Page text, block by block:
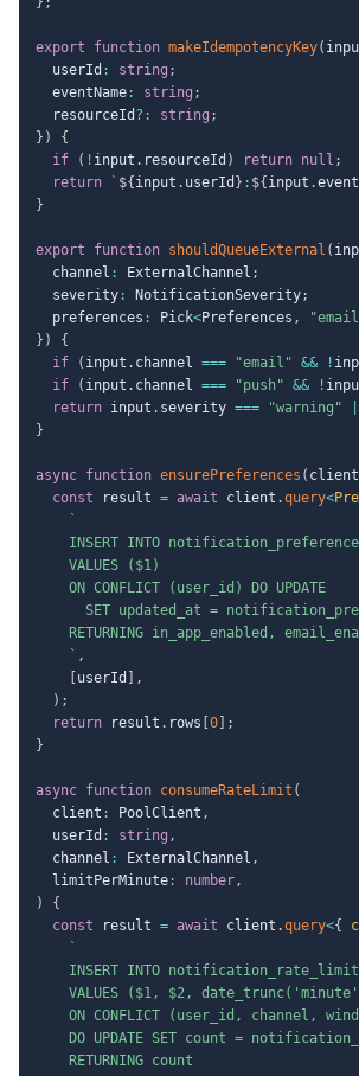
export function makeIdempotencyKey(
  userId
: string ;
  eventName
: string ;
  resourceId
? : string ;
} )
{
if
( ! input . resourceId ) return null ;
return
` ${ input . userId } : ${ input .
}
export function shouldQueueExternal (
  channel
: ExternalChannel ;
  severity
: NotificationSeverity;
  preferences
: Pick<Preferences ,
} )
{
if
( input . channel === "email" && !
if
( input . channel === "push" && !
return input . severity === "warning"
}
async function ensurePreferences ( client
const result = await client .query<
`
INSERT INTO
    VALUES ($1)
    ON CONFLICT (user_id) DO UPDATE
SET updated_at =
RETURNING in_app_enabled,
` ,
userId
,
) ;
return result . rows 0
;
}
async function consumeRateLimit (
  client
: PoolClient ,
  userId
: string ,
  channel
: ExternalChannel ,
  limitPerMinute
: number,
)
{
const result = await client .query<{
`
INSERT INTO
VALUES ($1, $2,
ON CONFLICT (user_id, channel,
DO UPDATE SET count =
    RETURNING count